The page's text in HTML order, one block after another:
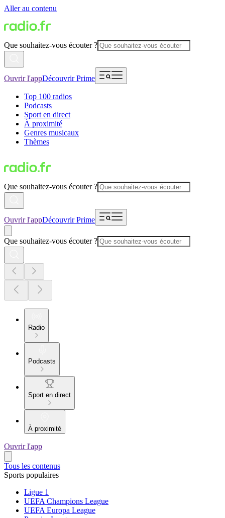
Aller au contenu
Que souhaitez-vous écouter ?
Ouvrir l'appDécouvrir Prime
Top 100 radios
Podcasts
Sport en direct
À proximité
Genres musicaux
Thèmes
Que souhaitez-vous écouter ?
Ouvrir l'appDécouvrir Prime
Que souhaitez-vous écouter ?
Radio
Podcasts
Sport en direct
À proximité
Ouvrir l'app
Tous les contenus
Sports populaires
Ligue 1
UEFA Champions League
UEFA Europa League